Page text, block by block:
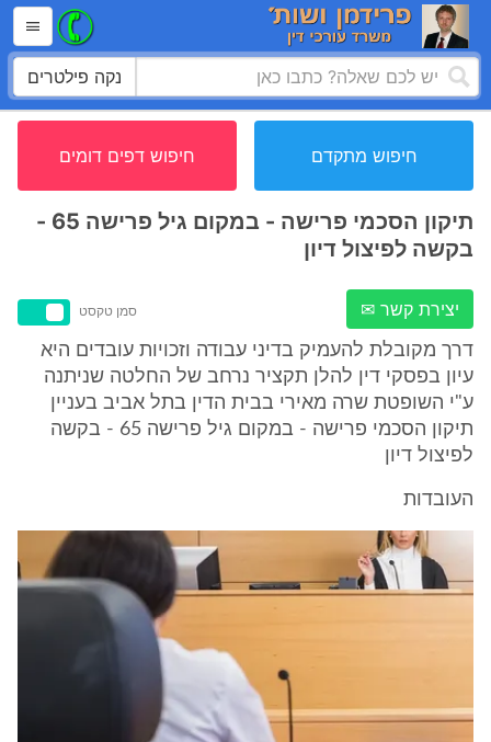
נקה פילטרים
חיפוש מתקדם חיפוש דפים דומים
תיקון הסכמי פרישה - במקום גיל פרישה 65 -
בקשה לפיצול דיון
יצירת קשר ✉ סמן טקסט
דרך מקובלת להעמיק בדיני עבודה וזכויות עובדים היא
עיון בפסקי דין להלן תקציר נרחב של החלטה שניתנה
ע"י השופטת שרה מאירי בבית הדין בתל אביב בעניין
תיקון הסכמי פרישה - במקום גיל פרישה 65 - בקשה
לפיצול דיון
העובדות